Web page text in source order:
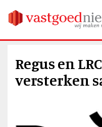
Regus en
versterken